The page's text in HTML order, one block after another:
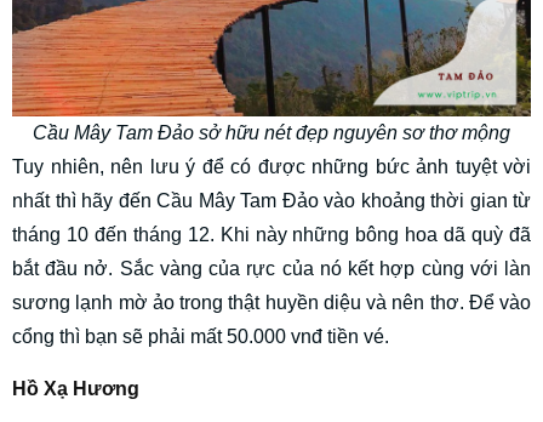
Cầu Mây Tam Đảo sở hữu nét đẹp nguyên sơ thơ mộng
Tuy nhiên, nên lưu ý để có được những bức ảnh tuyệt vời
nhất thì hãy đến Cầu Mây Tam Đảo vào khoảng thời gian từ
tháng 10 đến tháng 12. Khi này những bông hoa dã quỳ đã
bắt đầu nở. Sắc vàng của rực của nó kết hợp cùng với làn
sương lạnh mờ ảo trong thật huyền diệu và nên thơ. Để vào
cổng thì bạn sẽ phải mất 50.000 vnđ tiền vé.
Hồ Xạ Hương